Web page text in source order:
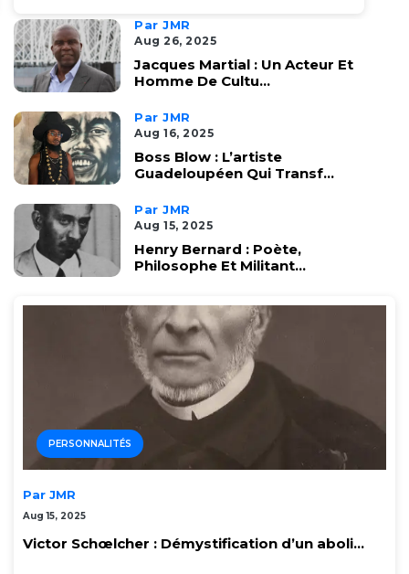
Par JMR
Aug 26, 2025
Jacques Martial : Un Acteur Et
Homme De Cultu...
Par JMR
Aug 16, 2025
Boss Blow : L’artiste
Guadeloupéen Qui Transf...
Par JMR
Aug 15, 2025
Henry Bernard : Poète,
Philosophe Et Militant...
PERSONNALITÉS
Par JMR
Aug 15, 2025
Victor Schœlcher : Démystification d’un aboli...